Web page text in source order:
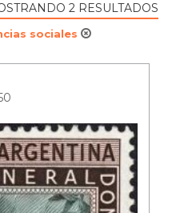
2 RESULTADOS
sociales